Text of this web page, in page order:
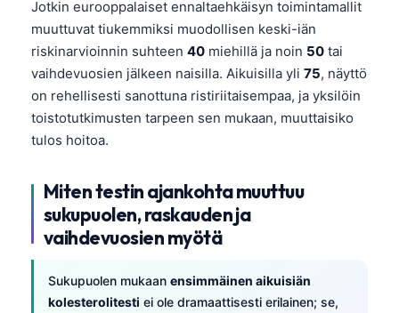
Jotkin eurooppalaiset ennaltaehkäisyn toimintamallit
muuttuvat tiukemmiksi muodollisen keski-iän
riskinarvioinnin suhteen 40 miehillä ja noin 50 tai
vaihdevuosien jälkeen naisilla. Aikuisilla yli 75, näyttö
on rehellisesti sanottuna ristiriitaisempaa, ja yksilöin
toistotutkimusten tarpeen sen mukaan, muuttaisiko
tulos hoitoa.
Miten testin ajankohta muuttuu
sukupuolen, raskauden ja
vaihdevuosien myötä
Sukupuolen mukaan ensimmäinen aikuisiän
kolesterolitesti ei ole dramaattisesti erilainen; se,
Basa Jawa
ئۇيغۇرچە
Кыргызча
Беларуская мова
Esperanto
Frysk
Ślōnskŏ gŏdka
Norsk bokmål